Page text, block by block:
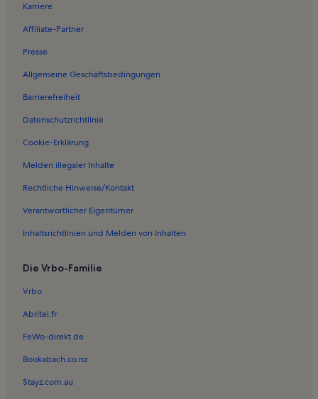
Ferienwohnungen in Arrezjochbahn
Ferienwohnungen in Gaislochbahn
Ferienwohnungen in Serfaus
Ferienwohnungen in Möseralmbahn
Ferienwohnungen in Mini Fundus
Ferienwohnungen in Idjochbahn
Ferienwohnungen in Zirmbahn
Ferienwohnungen in Moosbahn
Ferienwohnungen in Königsleithebahn
Ferienwohnungen in Spiss
Ferienwohnungen in Sessellift Ochsenalm 1
Ferienwohnungen in Bikepark Serfaus-Fiss-Ladis
Ferienwohnungen in Tscheyeckbahn
Ferienwohnungen in Sessellift Ochsenalm 2
Ferienwohnungen in Planseggbahn
Karriere
Affiliate-Partner
Presse
Allgemeine Geschäftsbedingungen
Barrierefreiheit
Datenschutzrichtlinie
Cookie-Erklärung
Melden illegaler Inhalte
Rechtliche Hinweise/Kontakt
Verantwortlicher Eigentümer
Inhaltsrichtlinien und Melden von Inhalten
Die Vrbo-Familie
Vrbo
Abritel.fr
FeWo-direkt.de
Bookabach.co.nz
Stayz.com.au